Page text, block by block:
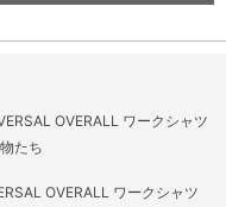
OVERALL ワークシャツ
たち
OVERALL ワークシャツ